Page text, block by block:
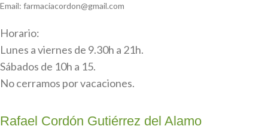
Email: farmaciacordon@gmail.com
Horario:
Lunes a viernes de 9.30h a 21h.
Sábados de 10h a 15.
No cerramos por vacaciones.
Rafael Cordón Gutiérrez del Alamo